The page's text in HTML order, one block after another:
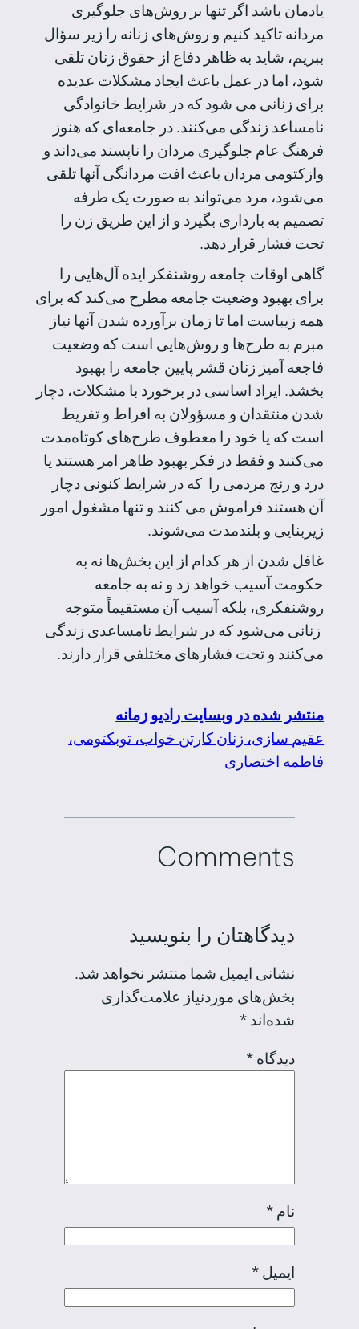
یادمان باشد اگر تنها بر روش‌های جلوگیری
مردانه تاکید کنیم و روش‌های زنانه را زیر سؤال
ببریم، شاید به ظاهر دفاع از حقوق زنان تلقی
شود، اما در عمل باعث ایجاد مشکلات عدیده
برای زنانی می شود که در شرایط خانوادگی
نامساعد زندگی می‌کنند. در جامعه‌ای که هنوز
فرهنگ عام جلوگیری مردان را ناپسند می‌داند و
وازکتومی مردان باعث افت مردانگی آنها تلقی
می‌شود، مرد می‌تواند به صورت یک طرفه
تصمیم به بارداری بگیرد و از این طریق زن را
تحت فشار قرار دهد.
گاهی اوقات جامعه روشنفکر ایده آل‌هایی را
برای بهبود وضعیت جامعه مطرح می‌کند که برای
همه زیباست اما تا زمان برآورده شدن آنها نیاز
مبرم به طرح‌ها و روش‌هایی است که وضعیت
فاجعه آمیز زنان قشر پایین جامعه را بهبود
بخشد. ایراد اساسی در برخورد با مشکلات، دچار
شدن منتقدان و مسؤولان به افراط و تفریط
است که یا خود را معطوف طرح‌های کوتاه‌مدت
می‌کنند و فقط در فکر بهبود ظاهر امر هستند یا
درد و رنج مردمی را که در شرایط کنونی دچار
آن هستند فراموش می کنند و تنها مشغول امور
زیربنایی و بلندمدت می‌شوند.
غافل شدن از هر کدام از این بخش‌ها نه به
حکومت آسیب خواهد زد و نه به جامعه
روشنفکری، بلکه آسیب آن مستقیماً متوجه
زنانی می‌شود که در شرایط نامساعدی زندگی
می‌کنند و تحت فشارهای مختلفی قرار دارند.
منتشر شده در وبسایت رادیو زمانه
عقیم سازی، زنان کارتن خواب، توبکتومی،
فاطمه اختصاری
Comments
دیدگاهتان را بنویسید
نشانی ایمیل شما منتشر نخواهد شد.
بخش‌های موردنیاز علامت‌گذاری
شده‌اند *
دیدگاه *
نام *
ایمیل *